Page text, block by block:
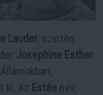
Lauder, szintén
Josephine Esther
ki. Az Estée név,